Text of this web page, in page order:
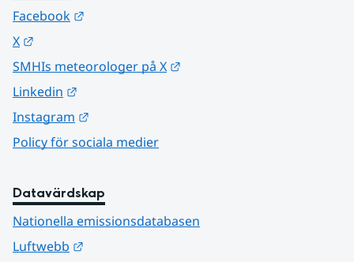
Facebook
X
SMHIs meteorologer på X
Linkedin
Instagram
Policy för sociala medier
Datavärdskap
Nationella emissionsdatabasen
Luftwebb